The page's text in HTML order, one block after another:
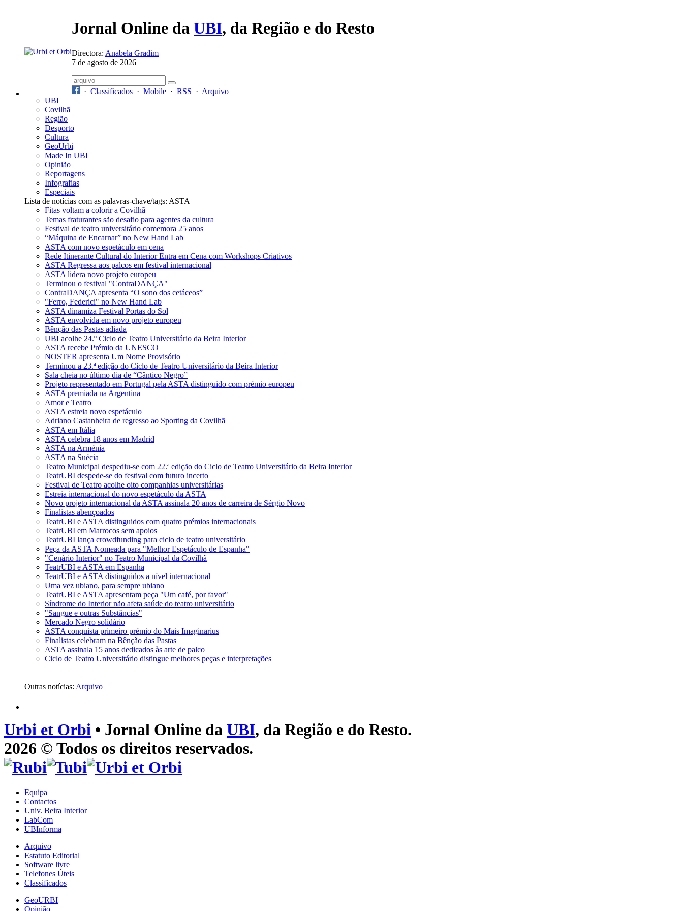
Jornal Online da UBI, da Região e do Resto
Directora: Anabela Gradim
7 de agosto de 2026
· Classificados · Mobile · RSS · Arquivo
UBI
Covilhã
Região
Desporto
Cultura
GeoUrbi
Made In UBI
Opinião
Reportagens
Infografias
Especiais
Lista de notícias com as palavras-chave/tags: ASTA
Fitas voltam a colorir a Covilhã
Temas fraturantes são desafio para agentes da cultura
Festival de teatro universitário comemora 25 anos
“Máquina de Encarnar” no New Hand Lab
ASTA com novo espetáculo em cena
Rede Itinerante Cultural do Interior Entra em Cena com Workshops Criativos
ASTA Regressa aos palcos em festival internacional
ASTA lidera novo projeto europeu
Terminou o festival "ContraDANÇA"
ContraDANÇA apresenta “O sono dos cetáceos”
"Ferro, Federici" no New Hand Lab
ASTA dinamiza Festival Portas do Sol
ASTA envolvida em novo projeto europeu
Bênção das Pastas adiada
UBI acolhe 24.º Ciclo de Teatro Universitário da Beira Interior
ASTA recebe Prémio da UNESCO
NOSTER apresenta Um Nome Provisório
Terminou a 23.ª edição do Ciclo de Teatro Universitário da Beira Interior
Sala cheia no último dia de “Cântico Negro”
Projeto representado em Portugal pela ASTA distinguido com prémio europeu
ASTA premiada na Argentina
Amor e Teatro
ASTA estreia novo espetáculo
Adriano Castanheira de regresso ao Sporting da Covilhã
ASTA em Itália
ASTA celebra 18 anos em Madrid
ASTA na Arménia
ASTA na Suécia
Teatro Municipal despediu-se com 22.ª edição do Ciclo de Teatro Universitário da Beira Interior
TeatrUBI despede-se do festival com futuro incerto
Festival de Teatro acolhe oito companhias universitárias
Estreia internacional do novo espetáculo da ASTA
Novo projeto internacional da ASTA assinala 20 anos de carreira de Sérgio Novo
Finalistas abençoados
TeatrUBI e ASTA distinguidos com quatro prémios internacionais
TeatrUBI em Marrocos sem apoios
TeatrUBI lança crowdfunding para ciclo de teatro universitário
Peça da ASTA Nomeada para "Melhor Espetáculo de Espanha"
"Cenário Interior" no Teatro Municipal da Covilhã
TeatrUBI e ASTA em Espanha
TeatrUBI e ASTA distinguidos a nível internacional
Uma vez ubiano, para sempre ubiano
TeatrUBI e ASTA apresentam peça "Um café, por favor"
Síndrome do Interior não afeta saúde do teatro universitário
"Sangue e outras Substâncias"
Mercado Negro solidário
ASTA conquista primeiro prémio do Mais Imaginarius
Finalistas celebram na Bênção das Pastas
ASTA assinala 15 anos dedicados às arte de palco
Ciclo de Teatro Universitário distingue melhores peças e interpretações
Outras notícias: Arquivo
Urbi et Orbi • Jornal Online da UBI, da Região e do Resto.
2026 © Todos os direitos reservados.
Equipa
Contactos
Univ. Beira Interior
LabCom
UBInforma
Arquivo
Estatuto Editorial
Software livre
Telefones Úteis
Classificados
GeoURBI
Opinião